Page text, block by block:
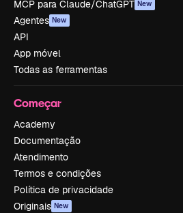
MCP para Claude/ChatGPT New
Agentes New
API
App móvel
Todas as ferramentas
Começar
Academy
Documentação
Atendimento
Termos e condições
Política de privacidade
Originais New